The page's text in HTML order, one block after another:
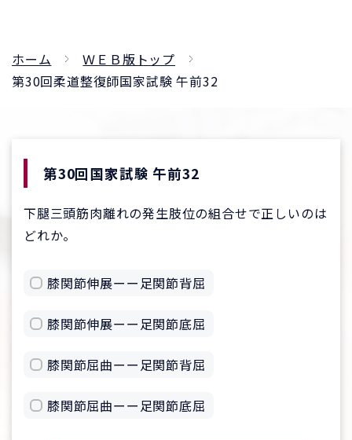
ホーム
ＷＥＢ版トップ
第30回柔道整復師国家試験 午前32
第30回国家試験 午前32
下腿三頭筋肉離れの発生肢位の組合せで正しいのは
どれか。
膝関節伸展ーー足関節背屈
膝関節伸展ーー足関節底屈
膝関節屈曲ーー足関節背屈
膝関節屈曲ーー足関節底屈